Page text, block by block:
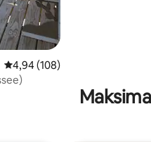
Prosječna ocjena: 4,94/5,
4,94 (108)